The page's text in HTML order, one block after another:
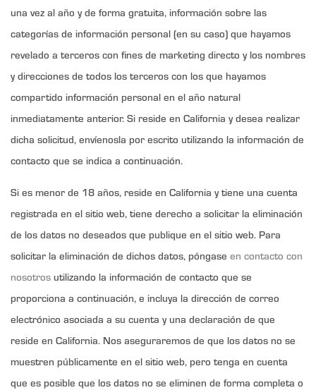
una vez al año y de forma gratuita, información sobre las
categorías de información personal (en su caso) que hayamos
revelado a terceros con fines de marketing directo y los nombres
y direcciones de todos los terceros con los que hayamos
compartido información personal en el año natural
inmediatamente anterior. Si reside en California y desea realizar
dicha solicitud, envíenosla por escrito utilizando la información de
contacto que se indica a continuación.
Si es menor de 18 años, reside en California y tiene una cuenta
registrada en el sitio web, tiene derecho a solicitar la eliminación
de los datos no deseados que publique en el sitio web. Para
solicitar la eliminación de dichos datos, póngase en contacto con
nosotros utilizando la información de contacto que se
proporciona a continuación, e incluya la dirección de correo
electrónico asociada a su cuenta y una declaración de que
reside en California. Nos aseguraremos de que los datos no se
muestren públicamente en el sitio web, pero tenga en cuenta
que es posible que los datos no se eliminen de forma completa o